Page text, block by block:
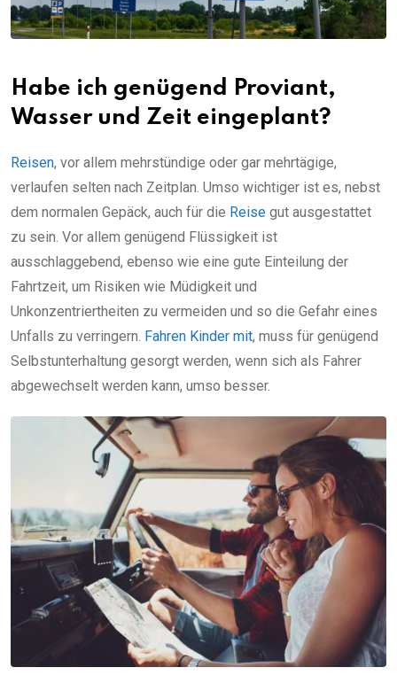
Habe ich genügend Proviant,
Wasser und Zeit eingeplant?
Reisen, vor allem mehrstündige oder gar mehrtägige,
verlaufen selten nach Zeitplan. Umso wichtiger ist es, nebst
dem normalen Gepäck, auch für die Reise gut ausgestattet
zu sein. Vor allem genügend Flüssigkeit ist
ausschlaggebend, ebenso wie eine gute Einteilung der
Fahrtzeit, um Risiken wie Müdigkeit und
Unkonzentriertheiten zu vermeiden und so die Gefahr eines
Unfalls zu verringern. Fahren Kinder mit, muss für genügend
Selbstunterhaltung gesorgt werden, wenn sich als Fahrer
abgewechselt werden kann, umso besser.